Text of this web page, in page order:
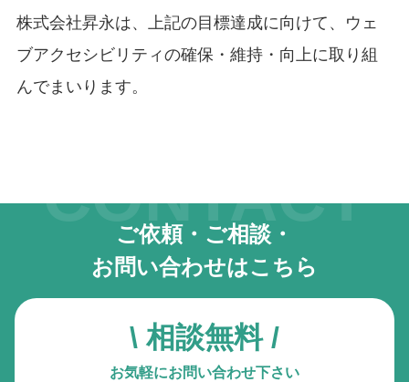
株式会社昇永は、上記の目標達成に向けて、ウェ
ブアクセシビリティの確保・維持・向上に取り組
んでまいります。
CONTACT
ご依頼・ご相談・
お問い合わせはこちら
\ 相談無料 /
お気軽にお問い合わせ下さい